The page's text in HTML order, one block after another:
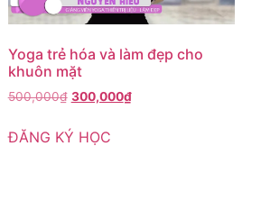
Yoga trẻ hóa và làm đẹp cho
khuôn mặt
500,000₫ 300,000₫
ĐĂNG KÝ HỌC